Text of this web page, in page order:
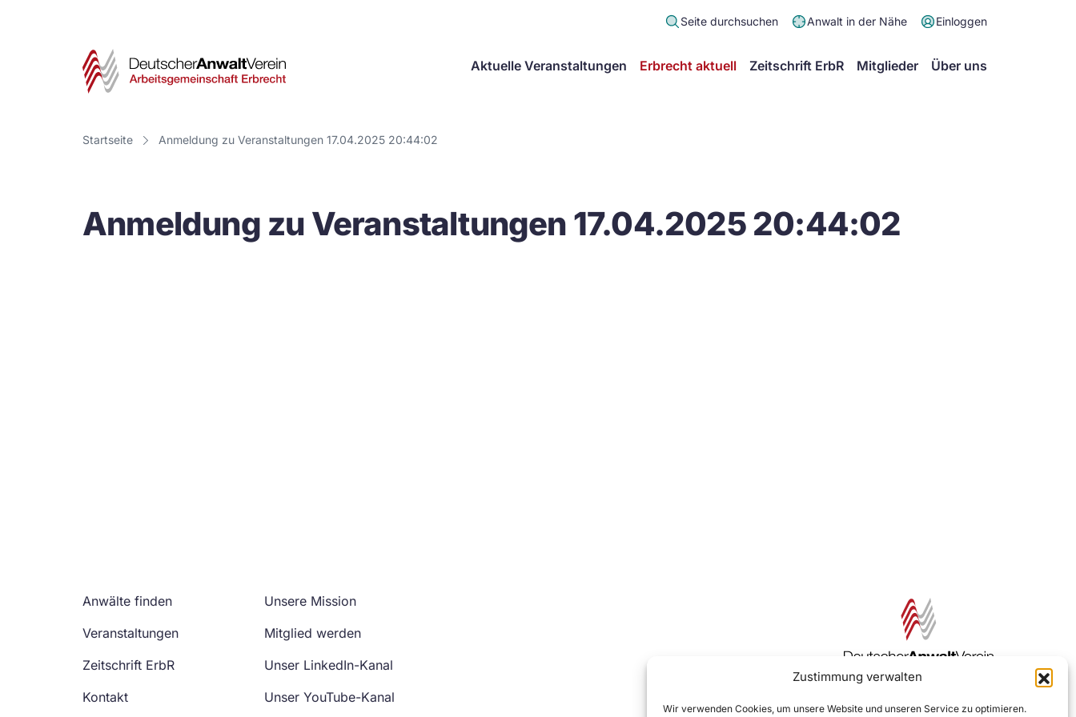
Zustimmung verwalten
Wir verwenden Cookies, um unsere Website und unseren Service zu optimieren.
Seite durchsuchen Anwalt in der Nähe Einloggen
Deutscher
Verein
Arbeitsgemeinschaft
Aktuelle Veranstaltungen Erbrecht aktuell Zeitschrift ErbR Mitglieder Über uns
Startseite Anmeldung zu Veranstaltungen 17.04.2025 20:44:02
Anmeldung zu Veranstaltungen 17.04.2025 20:44:02
Anwälte finden
Veranstaltungen
Zeitschrift ErbR
Kontakt
Unsere Mission
Mitglied werden
Unser LinkedIn-Kanal
Unser YouTube-Kanal
Zur DAV Webseite